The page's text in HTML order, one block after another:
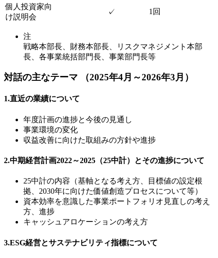
個人投資家向
け説明会
✓ 1回
注
戦略本部長、財務本部長、リスクマネジメント本部
長、各事業統括部門長、事業部門長等
対話の主なテーマ （2025年4月～2026年3月）
1.直近の業績について
年度計画の進捗と今後の見通し
事業環境の変化
収益改善に向けた取組みの方針や進捗
2.中期経営計画2022～2025（25中計）とその進捗について
25中計の内容（基軸となる考え方、目標値の設定根
拠、2030年に向けた価値創造プロセスについて等）
資本効率を意識した事業ポートフォリオ見直しの考え
方、進捗
キャッシュアロケーションの考え方
3.ESG経営とサステナビリティ指標について